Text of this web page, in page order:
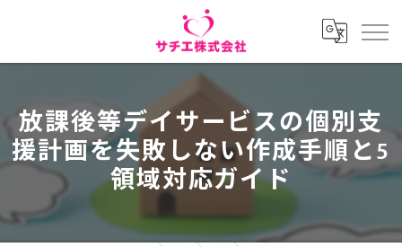
放課後等デイサービスの個別支
援計画を失敗しない作成手順と5
領域対応ガイド